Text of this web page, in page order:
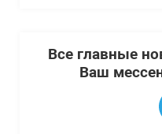
Все главные
Ваш